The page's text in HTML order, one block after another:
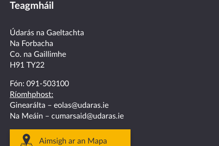
on
facebook
on
twitterlinkedin
Teagmháil
Údarás na Gaeltachta
Na Forbacha
Co. na Gaillimhe
H91 TY22
Fón: 091-503100
Ríomhphost:
Ginearálta – eolas@udaras.ie
Na Meáin – cumarsaid@udaras.ie
Aimsigh ar an Mapa